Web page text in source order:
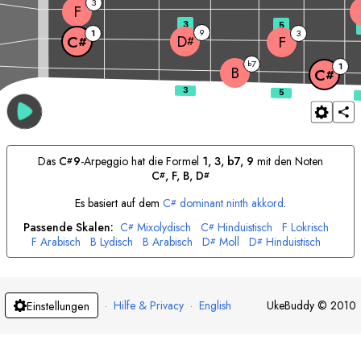
B b7
C# 1
C# 1 D# 9 F 3
F
3 5
Das C#9-Arpeggio hat die Formel 1, 3, b7, 9 mit den Noten
C#, F, B, D#
Es basiert auf dem C# dominant ninth akkord.
Passende Skalen: C# Mixolydisch C# Hinduistisch F Lokrisch
F Arabisch B Lydisch B Arabisch D# Moll D# Hinduistisch
Einstellungen · Hilfe & Privacy · English UkeBuddy © 2010